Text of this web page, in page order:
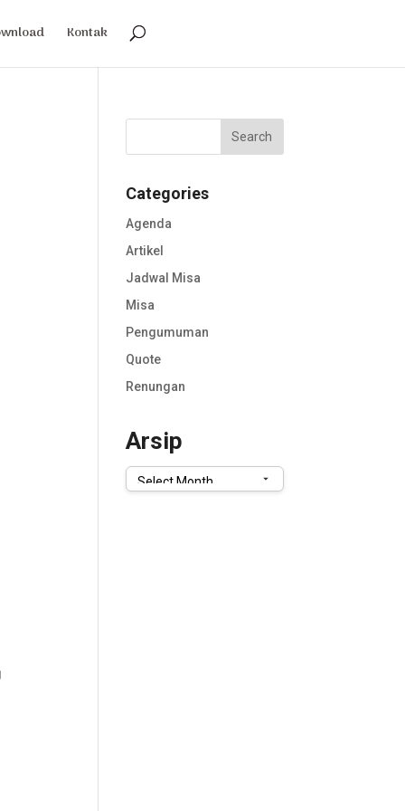
Kontak
Categories
Agenda
Artikel
Jadwal Misa
Misa
Pengumuman
Quote
Renungan
Arsip
Arsip